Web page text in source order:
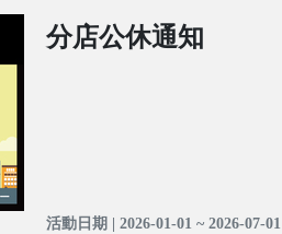
分店公休通知
活動日期 | 2026-01-01 ~ 2026-07-01